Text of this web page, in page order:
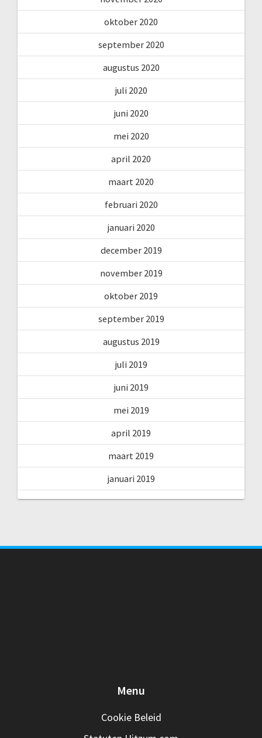
oktober 2020
september 2020
augustus 2020
juli 2020
juni 2020
mei 2020
april 2020
maart 2020
februari 2020
januari 2020
december 2019
november 2019
oktober 2019
september 2019
augustus 2019
juli 2019
juni 2019
mei 2019
april 2019
maart 2019
januari 2019
Menu
Cookie Beleid